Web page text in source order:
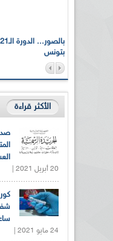
بتونس
الأكثر قراءة
20 أبريل 2021 |
24 مايو 2021 |